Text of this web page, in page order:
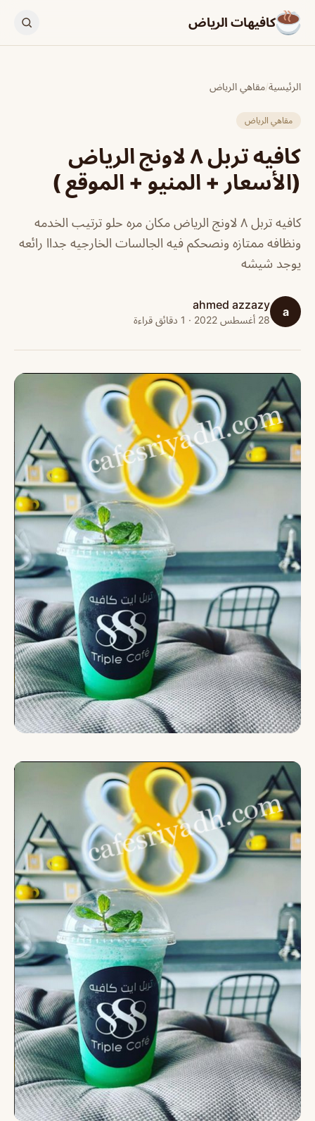
كافيهات الرياض
الرئيسية/مقاهي الرياض
مقاهي الرياض
كافيه تربل ٨ لاونج الرياض
(الأسعار + المنيو + الموقع )
كافيه تربل ٨ لاونج الرياض مكان مره حلو ترتيب الخدمه
ونظافه ممتازه ونصحكم فيه الجالسات الخارجيه جداا رائعه
يوجد شيشه
a
ahmed azzazy
28 أغسطس 2022 · 1 دقائق قراءة